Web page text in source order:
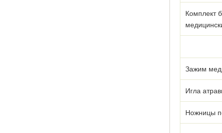
Комплект
Зажим
Игла
Ножницы